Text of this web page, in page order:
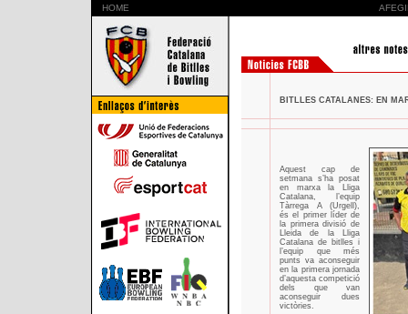
HOME
BITLLES CATALANES: EN
Aquest cap de
setmana s’ha posat
en marxa la Lliga
Catalana, l’equip
Tàrrega A (Urgell),
és el primer líder de
la primera divisió de
Lleida de la Lliga
Catalana de bitlles i
l’equip que més
punts va aconseguir
en la primera jornada
d’aquesta competició
dels que van
aconseguir dues
victòries.